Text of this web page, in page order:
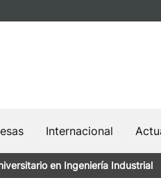
Internacional
en Ingeniería Industrial